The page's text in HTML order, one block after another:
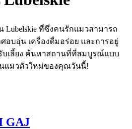
ที่ซึ่งคนรักแมวสามารถ
อบอุ่น เครื่องดื่มอร่อย และการอยู่
เลี้ยง ค้นหาสถานที่ที่สมบูรณ์แบบ
แมวตัวใหม่ของคุณวันนี้!
GAJ